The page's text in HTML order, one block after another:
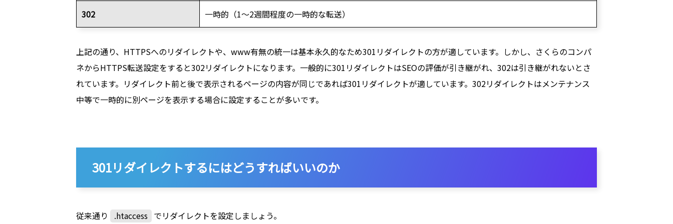
302 一時的（1～2週間程度の一時的な転送）
上記の通り、HTTPSへのリダイレクトや、www有無の統一は基本永久的なため301リダイレクトの方が適しています。しかし、さくらのコンパ
ネからHTTPS転送設定をすると302リダイレクトになります。一般的に301リダイレクトはSEOの評価が引き継がれ、302は引き継がれないとさ
れています。リダイレクト前と後で表示されるページの内容が同じであれば301リダイレクトが適しています。302リダイレクトはメンテナンス
中等で一時的に別ページを表示する場合に設定することが多いです。
301リダイレクトするにはどうすればいいのか
従来通り .htaccess でリダイレクトを設定しましょう。